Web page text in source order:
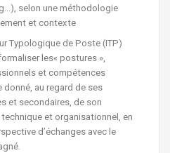
selon une méthodologie
et contexte
Typologique de Poste (ITP)
les« postures »,
et compétences
au regard de ses
et secondaires, de son
et organisationnel, en
d’échanges avec le